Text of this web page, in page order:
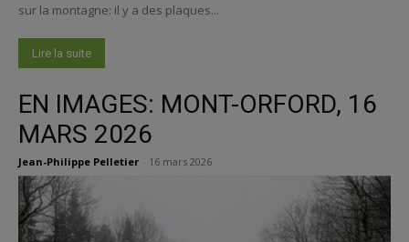
sur la montagne: il y a des plaques...
Lire la suite
EN IMAGES: MONT-ORFORD, 16
MARS 2026
Jean-Philippe Pelletier 16 mars 2026